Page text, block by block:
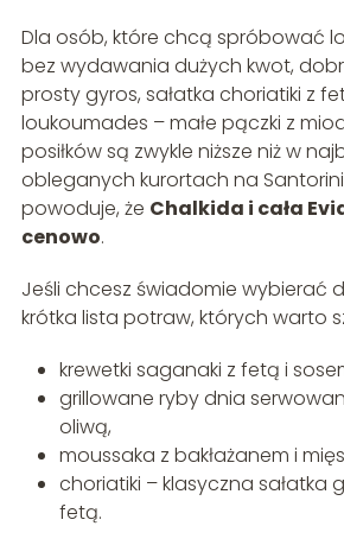
Dla osób, które chcą spróbować
bez wydawania dużych kwot,
prosty gyros, sałatka choriatiki z
loukoumades – małe pączki z
posiłków są zwykle niższe niż w
obleganych kurortach na
powoduje, że Chalkida i cała
cenowo.
Jeśli chcesz świadomie wybierać
krótka lista potraw, których warto
krewetki saganaki z fetą i
grillowane ryby dnia
oliwą,
moussaka z bakłażanem i
choriatiki – klasyczna sałatka
fetą.